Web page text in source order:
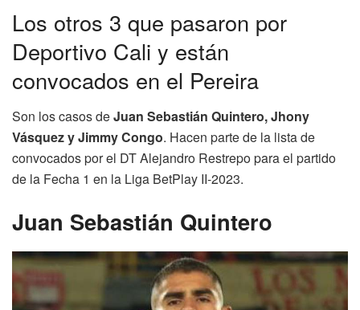
Los otros 3 que pasaron por
Deportivo Cali y están
convocados en el Pereira
Son los casos deJuan Sebastián Quintero, Jhony
Vásquez y Jimmy Congo. Hacen parte de la lista de
convocados por el DT Alejandro Restrepo para el partido
de la Fecha 1 en la Liga BetPlay II-2023.
Juan Sebastián Quintero